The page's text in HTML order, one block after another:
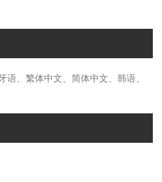
语、繁体中文、简体中文、韩语、